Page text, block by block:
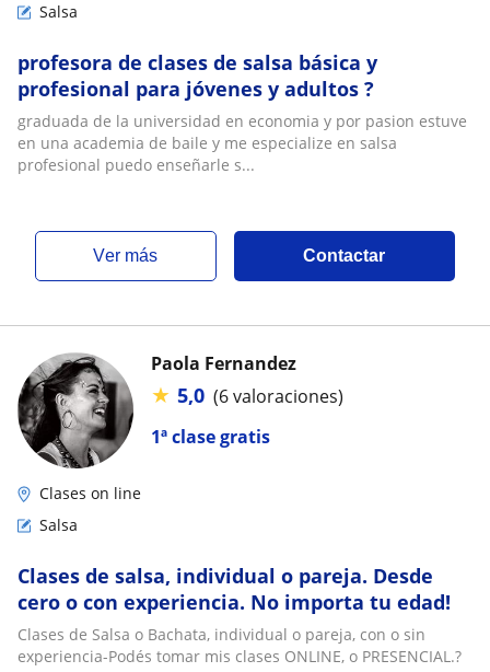
Salsa
profesora de clases de salsa básica y
profesional para jóvenes y adultos ?
graduada de la universidad en economia y por pasion estuve
en una academia de baile y me especialize en salsa
profesional puedo enseñarle s...
ver más Contactar
1ª clase gratis
Paola Fernandez
★ 5,0 (6 valoraciones)
Clases on line
Salsa
Clases de salsa, individual o pareja. Desde
cero o con experiencia. No importa tu edad!
Clases de Salsa o Bachata, individual o pareja, con o sin
experiencia-Podés tomar mis clases ONLINE, o PRESENCIAL.?